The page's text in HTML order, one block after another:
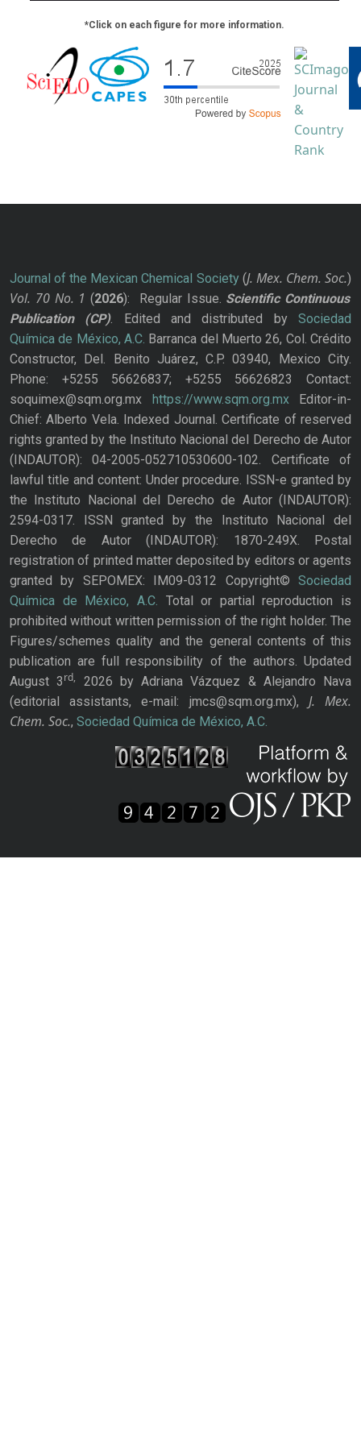
*Click on each figure for more information.
Journal of the Mexican Chemical Society(J. Mex. Chem. Soc.)
Vol. 70 No. 1 (2026): Regular Issue. Scientific Continuous
Publication
(CP). Edited and distributed bySociedad
Química de México, A.C. Barranca del Muerto 26, Col. Crédito
Constructor, Del. Benito Juárez, C.P. 03940, Mexico City.
Phone: +5255 56626837; +5255 56626823 Contact:
soquimex@sqm.org.mx https://www.sqm.org.mxEditor-in-
Chief: Alberto Vela. Indexed Journal. Certificate of reserved
rights granted by the Instituto Nacional del Derecho de Autor
(INDAUTOR): 04-2005-052710530600-102. Certificate of
lawful title and content: Under procedure. ISSN-e granted by
the Instituto Nacional del Derecho de Autor (INDAUTOR):
2594-0317. ISSN granted by the Instituto Nacional del
Derecho de Autor (INDAUTOR): 1870-249X. Postal
registration of printed matter deposited by editors or agents
granted by SEPOMEX: IM09-0312 Copyright© Sociedad
Química de México, A.C. Total or partial reproduction is
prohibited without written permission of the right holder. The
Figures/schemes quality and the general contents of this
publication are full responsibility of the authors. Updated
August 3rd,
2026 by Adriana Vázquez & Alejandro Nava
(editorial assistants, e-mail: jmcs@sqm.org.mx), J. Mex.
Chem. Soc., Sociedad Química de México, A.C.